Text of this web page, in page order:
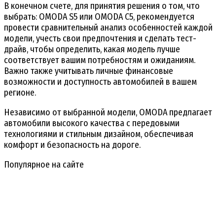
В конечном счете, для принятия решения о том, что
выбрать: OMODA S5 или OMODA C5, рекомендуется
провести сравнительный анализ особенностей каждой
модели, учесть свои предпочтения и сделать тест-
драйв, чтобы определить, какая модель лучше
соответствует вашим потребностям и ожиданиям.
Важно также учитывать личные финансовые
возможности и доступность автомобилей в вашем
регионе.
Независимо от выбранной модели, OMODA предлагает
автомобили высокого качества с передовыми
технологиями и стильным дизайном, обеспечивая
комфорт и безопасность на дороге.
Популярное на сайте